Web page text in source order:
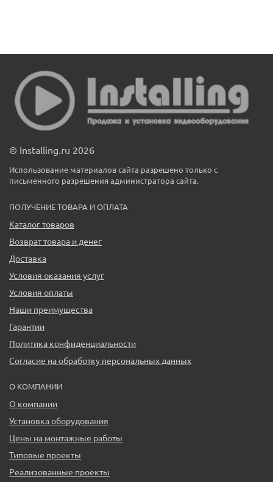
© Installing.ru 2026
Использование материалов сайта разрешено только с
письменного разрешения администратора сайта.
ПОЛУЧЕНИЕ ТОВАРА И ОПЛАТА
Каталог товаров
Возврат товара и денег
Доставка
Условия оказания услуг
Условия оплаты
Наши преимущества
Гарантии
Политика конфиденциальности
Согласие на обработку персональных данных
О КОМПАНИИ
О компании
Установка оборудования
Цены на монтажные работы
Типовые проекты
Реализованные проекты